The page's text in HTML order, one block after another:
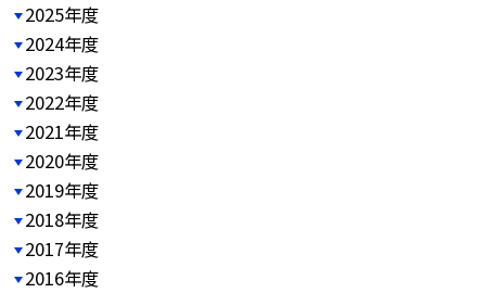
2025年度
2024年度
2023年度
2022年度
2021年度
2020年度
2019年度
2018年度
2017年度
2016年度